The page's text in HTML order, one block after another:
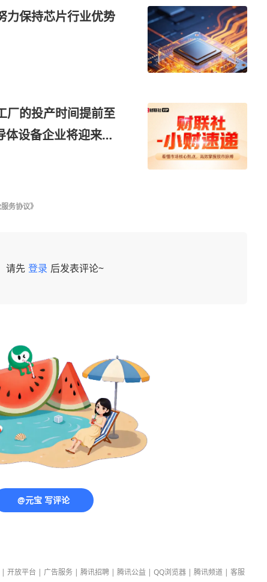
力保持芯片行业优势
厂的投产时间提前至
设备企业将迎来海
务协议》
请先 登录 后发表评论~
@元宝 写评论
| 开放平台 | 广告服务 | 腾讯招聘 | 腾讯公益 | QQ浏览器 | 腾讯频道 | 客服